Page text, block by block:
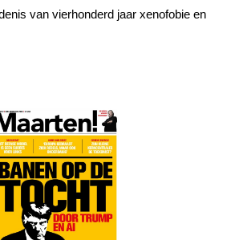
van vierhonderd jaar xenofobie en